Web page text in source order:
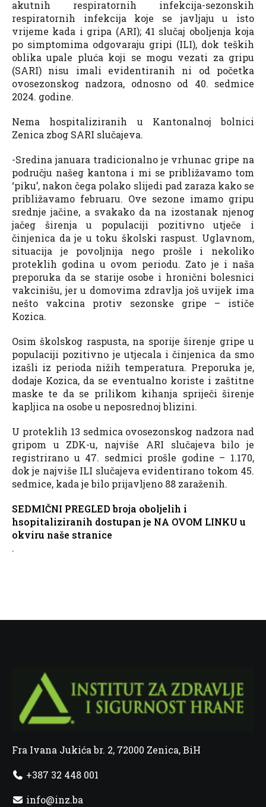
akutnih respiratornih infekcija-sezonskih
respiratornih infekcija koje se javljaju u isto
vrijeme kada i gripa (ARI); 41 slučaj oboljenja koja
po simptomima odgovaraju gripi (ILI), dok teških
oblika upale pluća koji se mogu vezati za gripu
(SARI) nisu imali evidentiranih ni od početka
ovosezonskog nadzora, odnosno od 40. sedmice
2024. godine.
Nema hospitaliziranih u Kantonalnoj bolnici
Zenica zbog SARI slučajeva.
-Sredina januara tradicionalno je vrhunac gripe na
području našeg kantona i mi se približavamo tom
‘piku’, nakon čega polako slijedi pad zaraza kako se
približavamo februaru. Ove sezone imamo gripu
srednje jačine, a svakako da na izostanak njenog
jačeg širenja u populaciji pozitivno utječe i
činjenica da je u toku školski raspust. Uglavnom,
situacija je povoljnija nego prošle i nekoliko
proteklih godina u ovom periodu. Zato je i naša
preporuka da se starije osobe i hronični bolesnici
vakcinišu, jer u domovima zdravlja još uvijek ima
nešto vakcina protiv sezonske gripe – ističe
Kozica.
Osim školskog raspusta, na sporije širenje gripe u
populaciji pozitivno je utjecala i činjenica da smo
izašli iz perioda nižih temperatura. Preporuka je,
dodaje Kozica, da se eventualno koriste i zaštitne
maske te da se prilikom kihanja spriječi širenje
kapljica na osobe u neposrednoj blizini.
U proteklih 13 sedmica ovosezonskog nadzora nad
gripom u ZDK-u, najviše ARI slučajeva bilo je
registrirano u 47. sedmici prošle godine – 1.170,
dok je najviše ILI slučajeva evidentirano tokom 45.
sedmice, kada je bilo prijavljeno 88 zaraženih.
SEDMIČNI PREGLED broja oboljelih i
hsopitaliziranih dostupan je NA OVOM LINKU u
okviru naše stranice
.
Fra Ivana Jukića br. 2, 72000 Zenica, BiH
+387 32 448 001
info@inz.ba